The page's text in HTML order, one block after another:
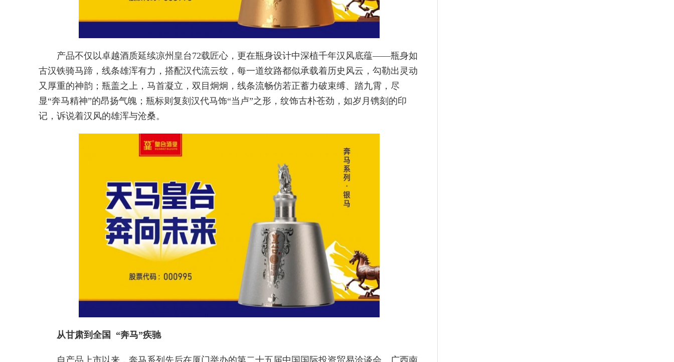
产品不仅以卓越酒质延续凉州皇台72载匠心，更在瓶身设计中深植千年汉风底蕴——瓶身如
古汉铁骑马蹄，线条雄浑有力，搭配汉代流云纹，每一道纹路都似承载着历史风云，勾勒出灵动
又厚重的神韵；瓶盖之上，马首凝立，双目炯炯，线条流畅仿若正蓄力破束缚、踏九霄，尽
显“奔马精神”的昂扬气魄；瓶标则复刻汉代马饰“当卢”之形，纹饰古朴苍劲，如岁月镌刻的印
记，诉说着汉风的雄浑与沧桑。
从甘肃到全国 “奔马”疾驰
自产品上市以来，奔马系列先后在厦门举办的第二十五届中国国际投资贸易洽谈会、广西南